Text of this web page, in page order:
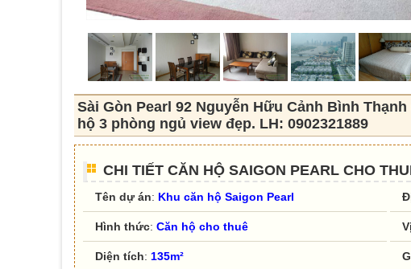
Sài Gòn Pearl 92 Nguyễn Hữu Cảnh Bình
hộ 3 phòng ngủ view đẹp. LH: 0902321889
CHI TIẾT CĂN HỘ SAIGON PEARL CHO
Tên dự án: Khu căn hộ Saigon Pearl
Hình thức: Căn hộ cho thuê
Diện tích: 135m²